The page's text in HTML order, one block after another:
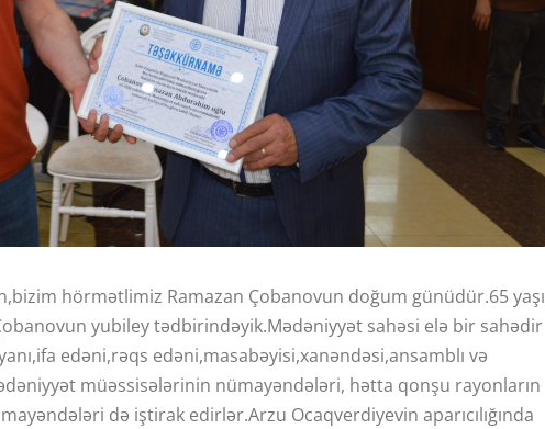
hörmətlimiz Ramazan Çobanovun doğum günüdür.65 yaşı
yubiley tədbirindəyik.Mədəniyyət sahəsi elə bir sahədir
edəni,rəqs edəni,masabəyisi,xanəndəsi,ansamblı və
müəssisələrinin nümayəndələri, hətta qonşu rayonların
də iştirak edirlər.Arzu Ocaqverdiyevin aparıcılığında